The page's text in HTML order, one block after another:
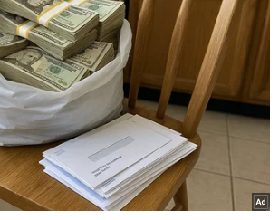
tra sai phạm
dựng 3 trạm
mặt tự
lắp đặt một số thiết bị không
đề xuất tài chính, hợp đồng; không
xứ; khác số serial máy; khác